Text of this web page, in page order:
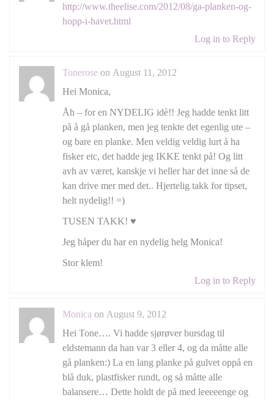
http://www.theelise.com/2012/08/ga-planken-og-
hopp-i-havet.html
Log in to Reply
Tonerose on August 11, 2012
Hei Monica,
Åh – for en NYDELIG idè!! Jeg hadde tenkt litt
på å gå planken, men jeg tenkte det egenlig ute –
og bare en planke. Men veldig veldig lurt å ha
fisker etc, det hadde jeg IKKE tenkt på! Og litt
avh av været, kanskje vi heller har det inne så de
kan drive mer med det.. Hjertelig takk for tipset,
helt nydelig!! =)
TUSEN TAKK! ♥
Jeg håper du har en nydelig helg Monica!
Stor klem!
Log in to Reply
Monica on August 9, 2012
Hei Tone…. Vi hadde sjørøver bursdag til
eldstemann da han var 3 eller 4, og da måtte alle
gå planken:) La en lang planke på gulvet oppå en
blå duk, plastfisker rundt, og så måtte alle
balansere… Dette holdt de på med leeeeenge og